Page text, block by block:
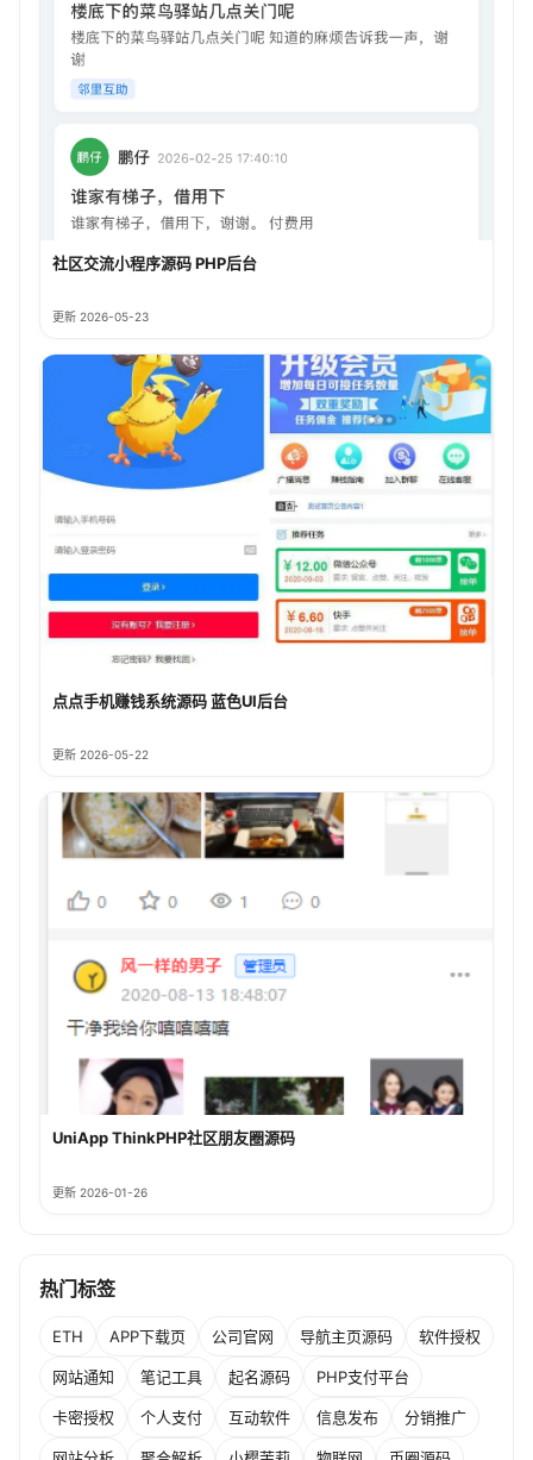
社区交流小程序源码 PHP后台
更新 2026-05-23
点点手机赚钱系统源码 蓝色UI后台
更新 2026-05-22
UniApp ThinkPHP社区朋友圈源码
更新 2026-01-26
热门标签
ETH APP下载页 公司官网 导航主页源码 软件授权
网站通知 笔记工具 起名源码 PHP支付平台
卡密授权 个人支付 互动软件 信息发布 分销推广